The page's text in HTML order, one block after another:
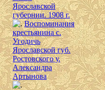
Ярославской
губернии. 1908 г.
Воспоминания
крестьянина с.
Угодичь
Ярославской губ.
Ростовского у.
Александра
Артынова